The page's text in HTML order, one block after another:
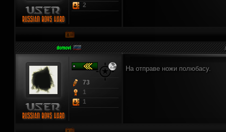
2
73
1
1
На отправе ножи полюбасу.